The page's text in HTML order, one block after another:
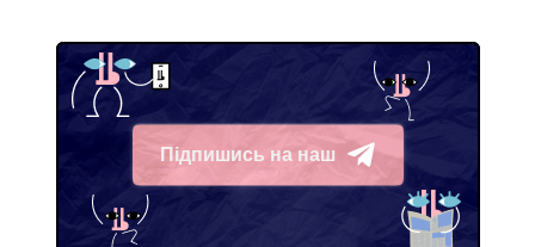
Підпишись на наш
Telegram